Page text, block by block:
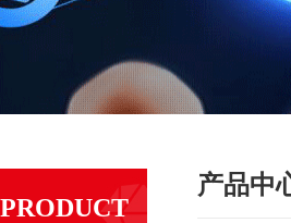
PRODUCT
产品中